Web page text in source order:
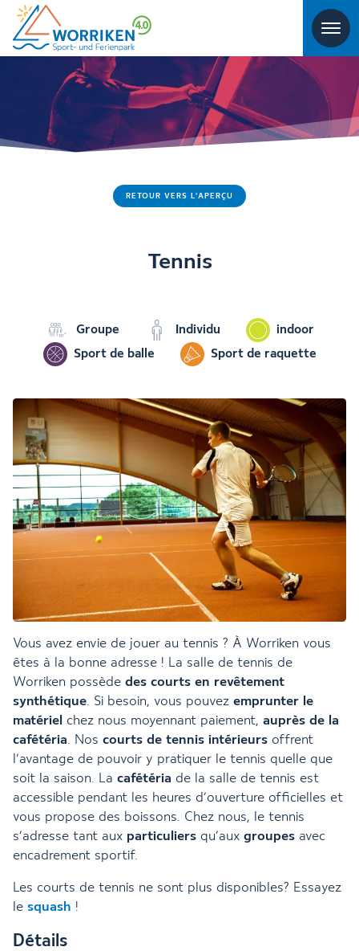
RETOUR VERS L'APERÇU
Tennis
Groupe Individu
indoor
Sport de balle
Sport de raquette
Vous avez envie de jouer au tennis ? À Worriken vous
êtes à la bonne adresse ! La salle de tennis de
Worriken possède des courts en revêtement
synthétique. Si besoin, vous pouvez emprunter le
matériel chez nous moyennant paiement, auprès de la
cafétéria. Nos courts de tennis intérieurs offrent
l’avantage de pouvoir y pratiquer le tennis quelle que
soit la saison. La cafétéria de la salle de tennis est
accessible pendant les heures d’ouverture officielles et
vous propose des boissons. Chez nous, le tennis
s’adresse tant aux particuliers qu’aux groupes avec
encadrement sportif.
Les courts de tennis ne sont plus disponibles? Essayez
le squash !
Détails